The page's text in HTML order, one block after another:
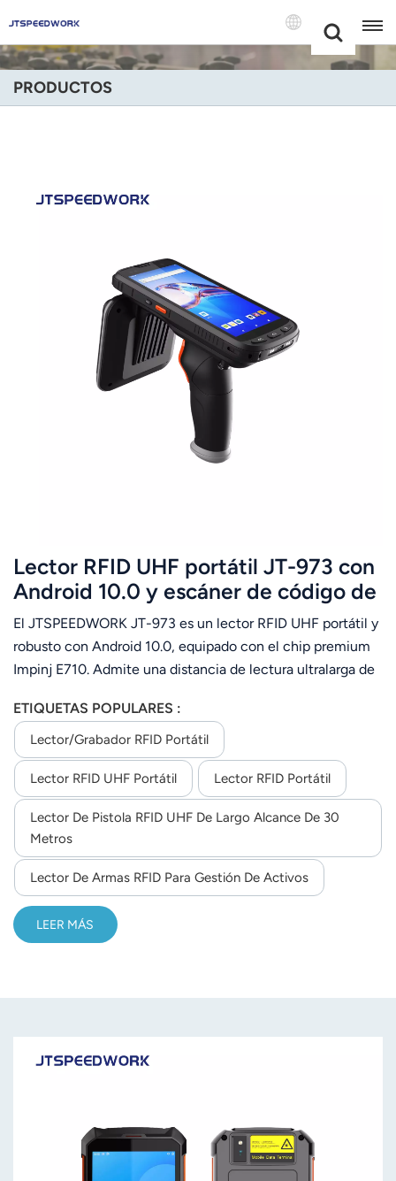
+86 -18681515767
English
Español
Português
Nederland
عربي
日语
Ελληνικά
Melayu
Polski
Tiếng Việt
Indonesia
norsk
magyar
PRODUCTOS
Lector RFID UHF portátil JT-973 con
Android 10.0 y escáner de código de
barras NFC 2D de largo alcance
Impinj E710 IP65.
El JTSPEEDWORK JT-973 es un lector RFID UHF portátil y
robusto con Android 10.0, equipado con el chip premium
Impinj E710. Admite una distancia de lectura ultralarga de
identificación de múltiples etiquetas. Su diseño con
certificación IP65, resistente al polvo y al agua, se adapta a
entornos industriales complejos. La batería de gran
capacidad de 9000 mAh garantiza una larga duración.
Integra escaneo de códigos de barras 2D y funciones NFC,
con soporte completo para comunicación en red, lo que lo
hace ideal para la gestión de inventario, logística y
seguimiento de activos en almacenes.
ETIQUETAS POPULARES :
Lector/grabador RFID Portátil
Lector RFID UHF Portátil Lector RFID Portátil
Lector De Pistola RFID UHF De Largo Alcance De 30
Metros
Lector De Armas RFID Para Gestión De Activos
LEER MÁS